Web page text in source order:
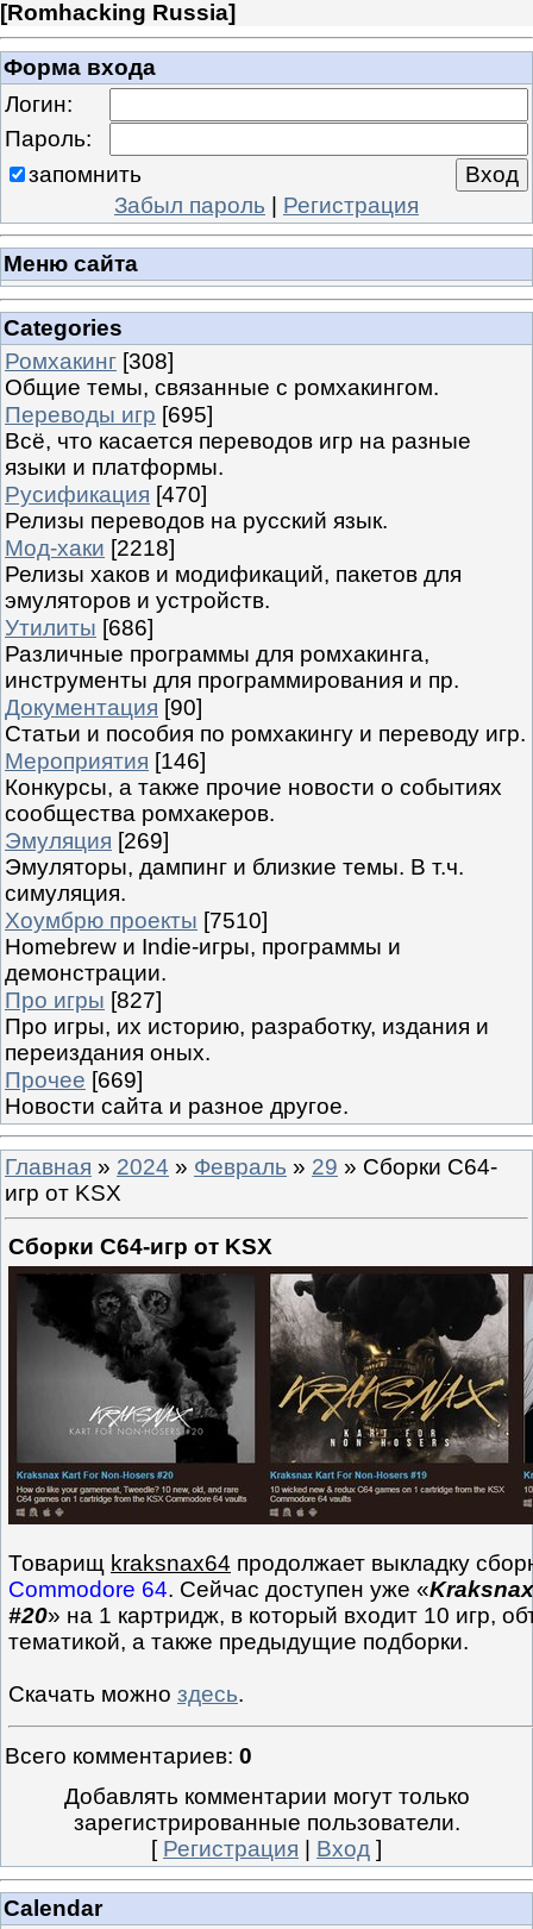
[Romhacking Russia]
Форма входа
Логин:
Пароль:
запомнить
Забыл пароль | Регистрация
Меню сайта
Categories
Ромхакинг [308]
Общие темы, связанные с ромхакингом.
Переводы игр [695]
Всё, что касается переводов игр на разные
языки и платформы.
Русификация [470]
Релизы переводов на русский язык.
Мод-хаки [2218]
Релизы хаков и модификаций, пакетов для
эмуляторов и устройств.
Утилиты [686]
Различные программы для ромхакинга,
инструменты для программирования и пр.
Документация [90]
Статьи и пособия по ромхакингу и переводу игр.
Мероприятия [146]
Конкурсы, а также прочие новости о событиях
сообщества ромхакеров.
Эмуляция [269]
Эмуляторы, дампинг и близкие темы. В т.ч.
симуляция.
Хоумбрю проекты [7510]
Homebrew и Indie-игры, программы и
демонстрации.
Про игры [827]
Про игры, их историю, разработку, издания и
переиздания оных.
Прочее [669]
Новости сайта и разное другое.
Главная » 2024 » Февраль » 29 » Сборки C64-
игр от KSX
Сборки C64-игр от KSX
Товарищ kraksnax64 продолжает выкладку
Commodore 64. Сейчас доступен уже «
#20» на 1 картридж, в который входит 10 игр,
тематикой, а также предыдущие подборки.
Скачать можно здесь.
Всего комментариев: 0
Добавлять комментарии могут только
зарегистрированные пользователи.
[ Регистрация Вход ]
Calendar